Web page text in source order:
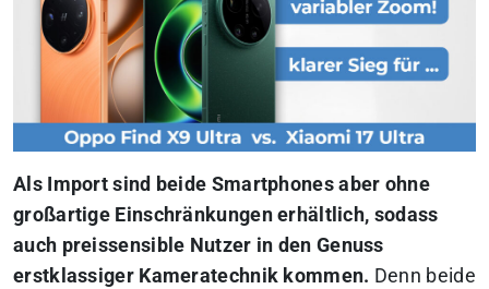
Als Import sind beide Smartphones aber ohne
großartige Einschränkungen erhältlich, sodass
auch preissensible Nutzer in den Genuss
erstklassiger Kameratechnik kommen. Denn beide